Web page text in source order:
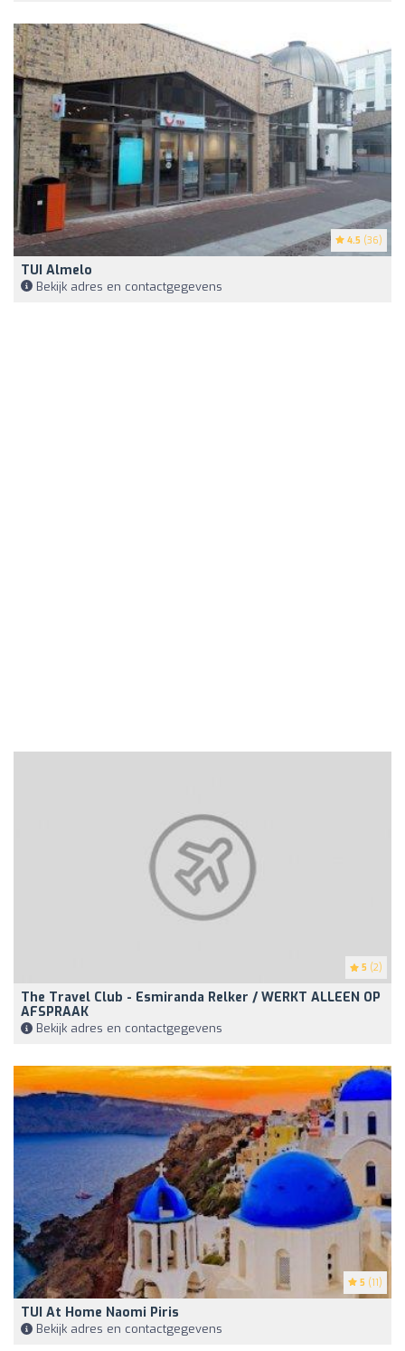
4.5 (36)
TUI Almelo
Bekijk adres en contactgegevens
5 (2)
The Travel Club - Esmiranda Relker / WERKT ALLEEN OP
AFSPRAAK
Bekijk adres en contactgegevens
5 (11)
TUI At Home Naomi Piris
Bekijk adres en contactgegevens